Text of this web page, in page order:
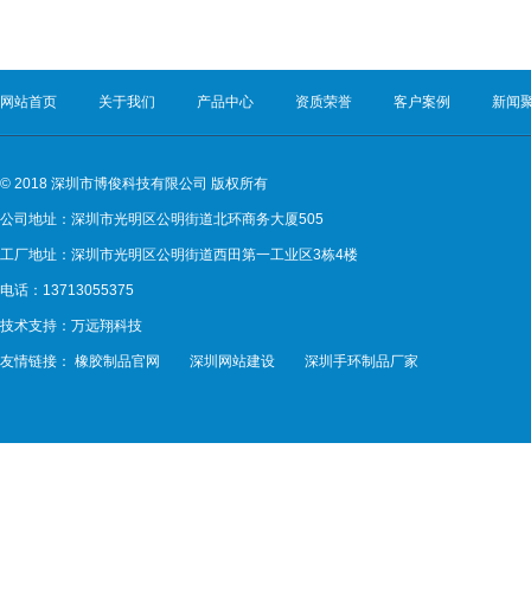
网站首页 关于我们 产品中心 资质荣誉 客户案例 新闻
© 2018 深圳市博俊科技有限公司 版权所有
公司地址：深圳市光明区公明街道北环商务大厦505
工厂地址：深圳市光明区公明街道西田第一工业区3栋4楼
电话：13713055375
技术支持： 万远翔科技
友情链接： 橡胶制品官网 深圳网站建设 深圳手环制品厂家